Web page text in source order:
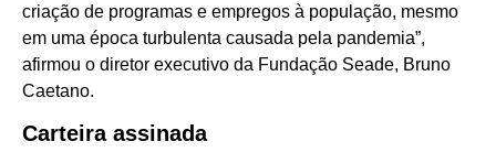
criação de programas e empregos à população, mesmo
em uma época turbulenta causada pela pandemia”,
afirmou o diretor executivo da Fundação Seade, Bruno
Caetano.
Carteira assinada